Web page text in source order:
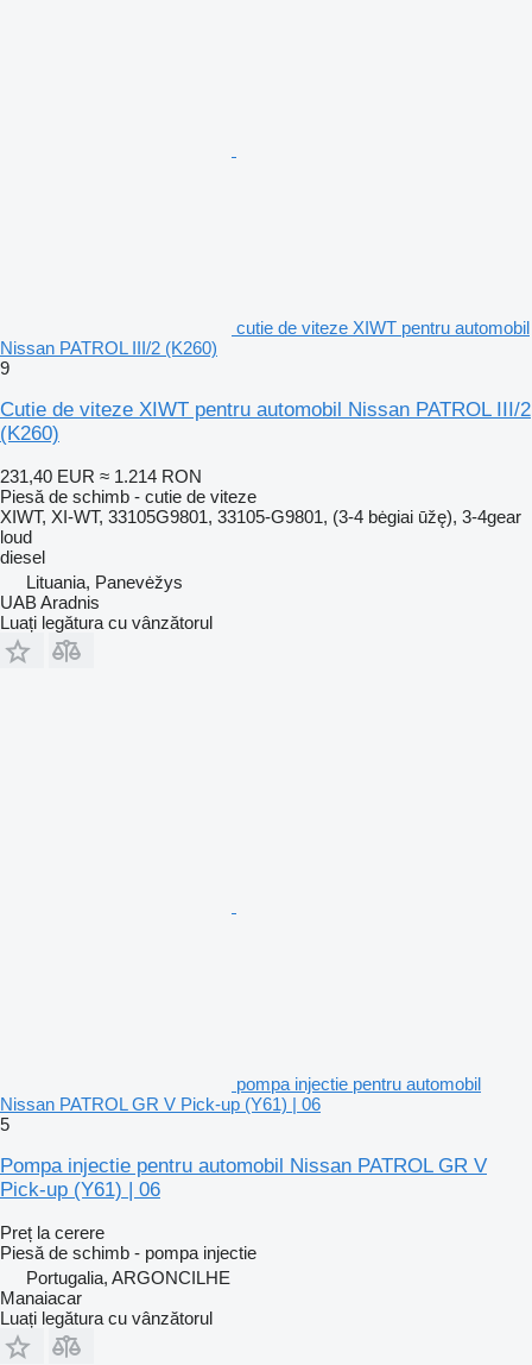
cutie de viteze XIWT pentru automobil
Nissan PATROL III/2 (K260)
9
Cutie de viteze XIWT pentru automobil Nissan PATROL III/2
(K260)
231,40 EUR ≈ 1.214 RON
Piesă de schimb - cutie de viteze
XIWT, XI-WT, 33105G9801, 33105-G9801, (3-4 bėgiai ūžę), 3-4gear
loud
diesel
Lituania, Panevėžys
UAB Aradnis
Luați legătura cu vânzătorul
pompa injectie pentru automobil
Nissan PATROL GR V Pick-up (Y61) | 06
5
Pompa injectie pentru automobil Nissan PATROL GR V
Pick-up (Y61) | 06
Preț la cerere
Piesă de schimb - pompa injectie
Portugalia, ARGONCILHE
Manaiacar
Luați legătura cu vânzătorul